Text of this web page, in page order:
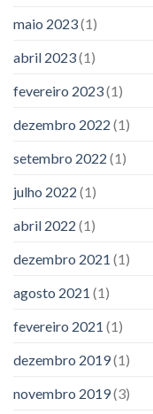
maio 2023(1)
abril 2023(1)
fevereiro 2023(1)
dezembro 2022 (1)
setembro 2022 (1)
julho 2022 (1)
abril 2022 (1)
dezembro 2021 (1)
agosto 2021 (1)
fevereiro 2021 (1)
dezembro 2019(1)
novembro 2019(3)